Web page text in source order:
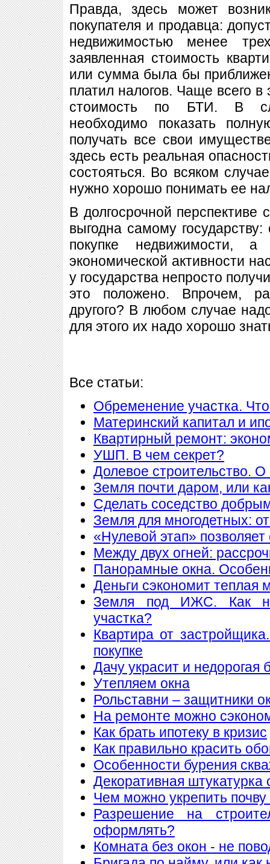
Правда, здесь может
покупателя и продавца:
недвижимостью менее
заявленная стоимость
или сумма была бы
платил налогов. Чаще всего в
стоимость по БТИ. В
необходимо показать
получать все свои
здесь есть реальная
состояться. Во всяком
нужно хорошо понимать ее
В долгосрочной перспективе
выгодна самому
покупке недвижимости,
экономической активности
у государства непросто
это положено. Впрочем,
другого? В любом случае
для этого их надо хорошо
Все статьи:
Обременение участка.
Материнский капитал и
Квартирный ремонт:
УШП. В чем секрет?
Долевое строительство.
Земля почти даром, или
Сделать соседство
Земля для многодетных:
«Нулевой этап»
Между двух огней:
Панорамные окна.
Деньги сэкономит теплая
Земля под ИЖС. Как
участка?
Квартира от
покупке
Дачу украсит и недорогая
Утепляем окна
Рольставни – защитники
На ремонте можно
Как брать ипотеку в кризис
Как правильно красить
Особенности бурения
Декоративная штукатурка
Чем можно укрепить почву
Разрешение на
оформлять?
Комната без окон - не